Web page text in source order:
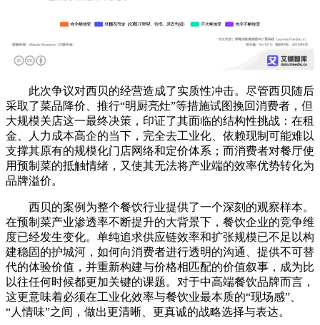
此次争议对西贝的经营造成了实质性冲击。尽管西贝随后
采取了菜品降价、推行“明厨亮灶”等措施试图挽回消费者，但
大规模关店这一最终决策，印证了其面临的结构性挑战：在租
金、人力成本高企的当下，完全去工业化、依赖现制可能难以
支撑其原有的规模化门店网络和定价体系；而消费者对餐厅使
用预制菜的抵触情绪，又使其无法将产业端的效率优势转化为
品牌溢价。
西贝的案例为整个餐饮行业提供了一个深刻的观察样本。
在预制菜产业渗透率不断提升的大背景下，餐饮企业的竞争维
度已经发生变化。单纯追求供应链效率和扩张规模已不足以构
建稳固的护城河，如何向消费者进行透明的沟通、提供不可替
代的体验价值，并重新构建与价格相匹配的价值叙事，成为比
以往任何时候都更加关键的课题。对于中高端餐饮品牌而言，
这更意味着必须在工业化效率与餐饮业最本质的“现场感”、
“人情味”之间，做出更清晰、更真诚的战略选择与表达。